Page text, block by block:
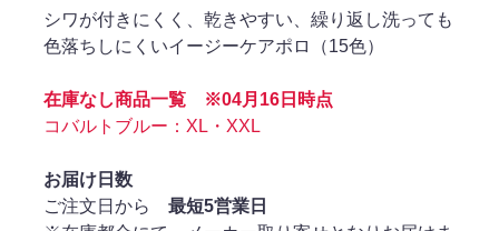
シワが付きにくく、乾きやすい、繰り返し洗っても
色落ちしにくいイージーケアポロ（15色）
在庫なし商品一覧 ※04月16日時点
コバルトブルー：XL・XXL
お届け日数
ご注文日から最短5営業日